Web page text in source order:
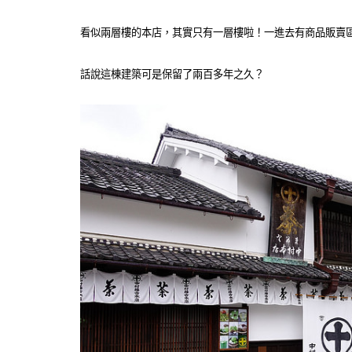
看似兩層樓的本店，其實只有一層樓啦！一進去有商品販賣
話說這棟建築可是保留了兩百多年之久？